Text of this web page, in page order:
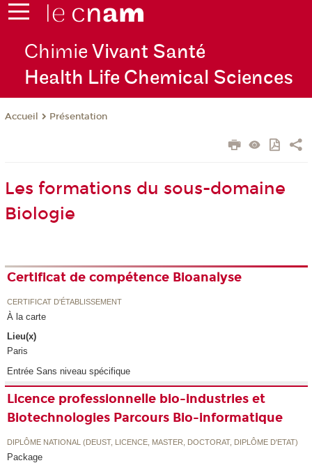
Chimie Vivant Santé
Health Life Chemical Sciences
Accueil Présentation
Les formations du sous-domaine
Biologie
Certificat de compétence Bioanalyse
CERTIFICAT D'ÉTABLISSEMENT
À la carte
Lieu(x)
Paris
Entrée Sans niveau spécifique
Licence professionnelle bio-industries et
Biotechnologies Parcours Bio-informatique
DIPLÔME NATIONAL (DEUST, LICENCE, MASTER, DOCTORAT, DIPLÔME D'ETAT)
Package